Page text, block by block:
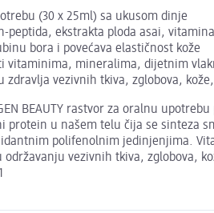
(30 x 25ml) sa ukusom dinje
peptida, ekstrakta ploda asai,
bora i povećava elastičnost kože
vitaminima, mineralima, dijetnim
zdravlja vezivnih tkiva, zglobova,
BEAUTY rastvor za oralnu
u našem telu čija se sinteza
polifenolnim jedinjenjima.
vezivnih tkiva, zglobova,